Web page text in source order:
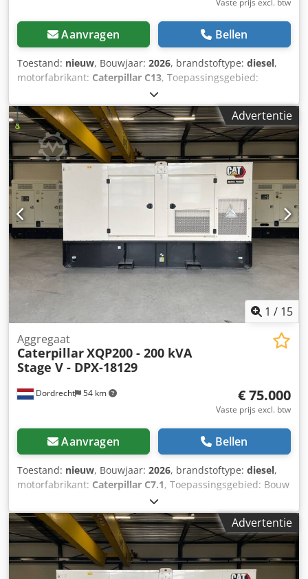
Aanvragen Bellen
Toestand: nieuw, Bouwjaar: 2026, brandstoftype: diesel,
motorfabrikant: Caterpillar C13, Toepassingsgebied:
bouwsector Leeggewicht: 3.886 kg Generatorvermogen:
550 kVA Dkedpfoxvk Hwox Acror Afmetingen laadruimte:
477 x 163 x 236 cm CE-markering: ja
Leveringsvoorwaarden: EXW Inhoud watertank: 721 l
Productieland: CN Neem contact op met Team DPX voor
meer informatie. = Verdere opties en accessoires = - Accu -
Bedieningspaneel - Stalen dak - Tankwagen
Advertentie
1 / 15
Dordrecht 54 km
Aggregaat
CaterpillarXQP200 - 200 kVA
Stage V - DPX-18129
€ 75.000
Vaste prijs excl. btw
Aanvragen Bellen
Toestand: nieuw, Bouwjaar: 2026, brandstoftype: diesel,
motorfabrikant: Caterpillar C7.1, Toepassingsgebied: Bouw
Leeggewicht: 4.487 kg Generatorvermogen: 200 kVA
Laadruimafmetingen: 409 x 142 x 235 cm CE-markering: ja
Emissieniveau: Stage V / Tier IV final Watertankinhoud: 822
l Land van productie: CN Neem contact op met Team DPX
voor meer informatie. = Verdere opties en accessoires = -
Accu Dkjdjzc Dwdepfx Acrer - Bedieningspaneel - Tanker
Advertentie